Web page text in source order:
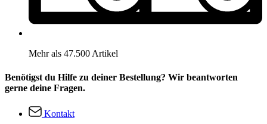
Mehr als 47.500 Artikel
Benötigst du Hilfe zu deiner Bestellung? Wir beantworten
gerne deine Fragen.
Kontakt